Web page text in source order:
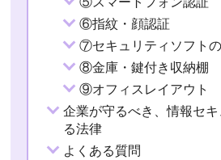
⑥指紋・顔認証
⑦セキュリティソフト
⑧金庫・鍵付き収納棚
⑨オフィスレイアウト
企業が守るべき、情報セ
る法律
よくある質問